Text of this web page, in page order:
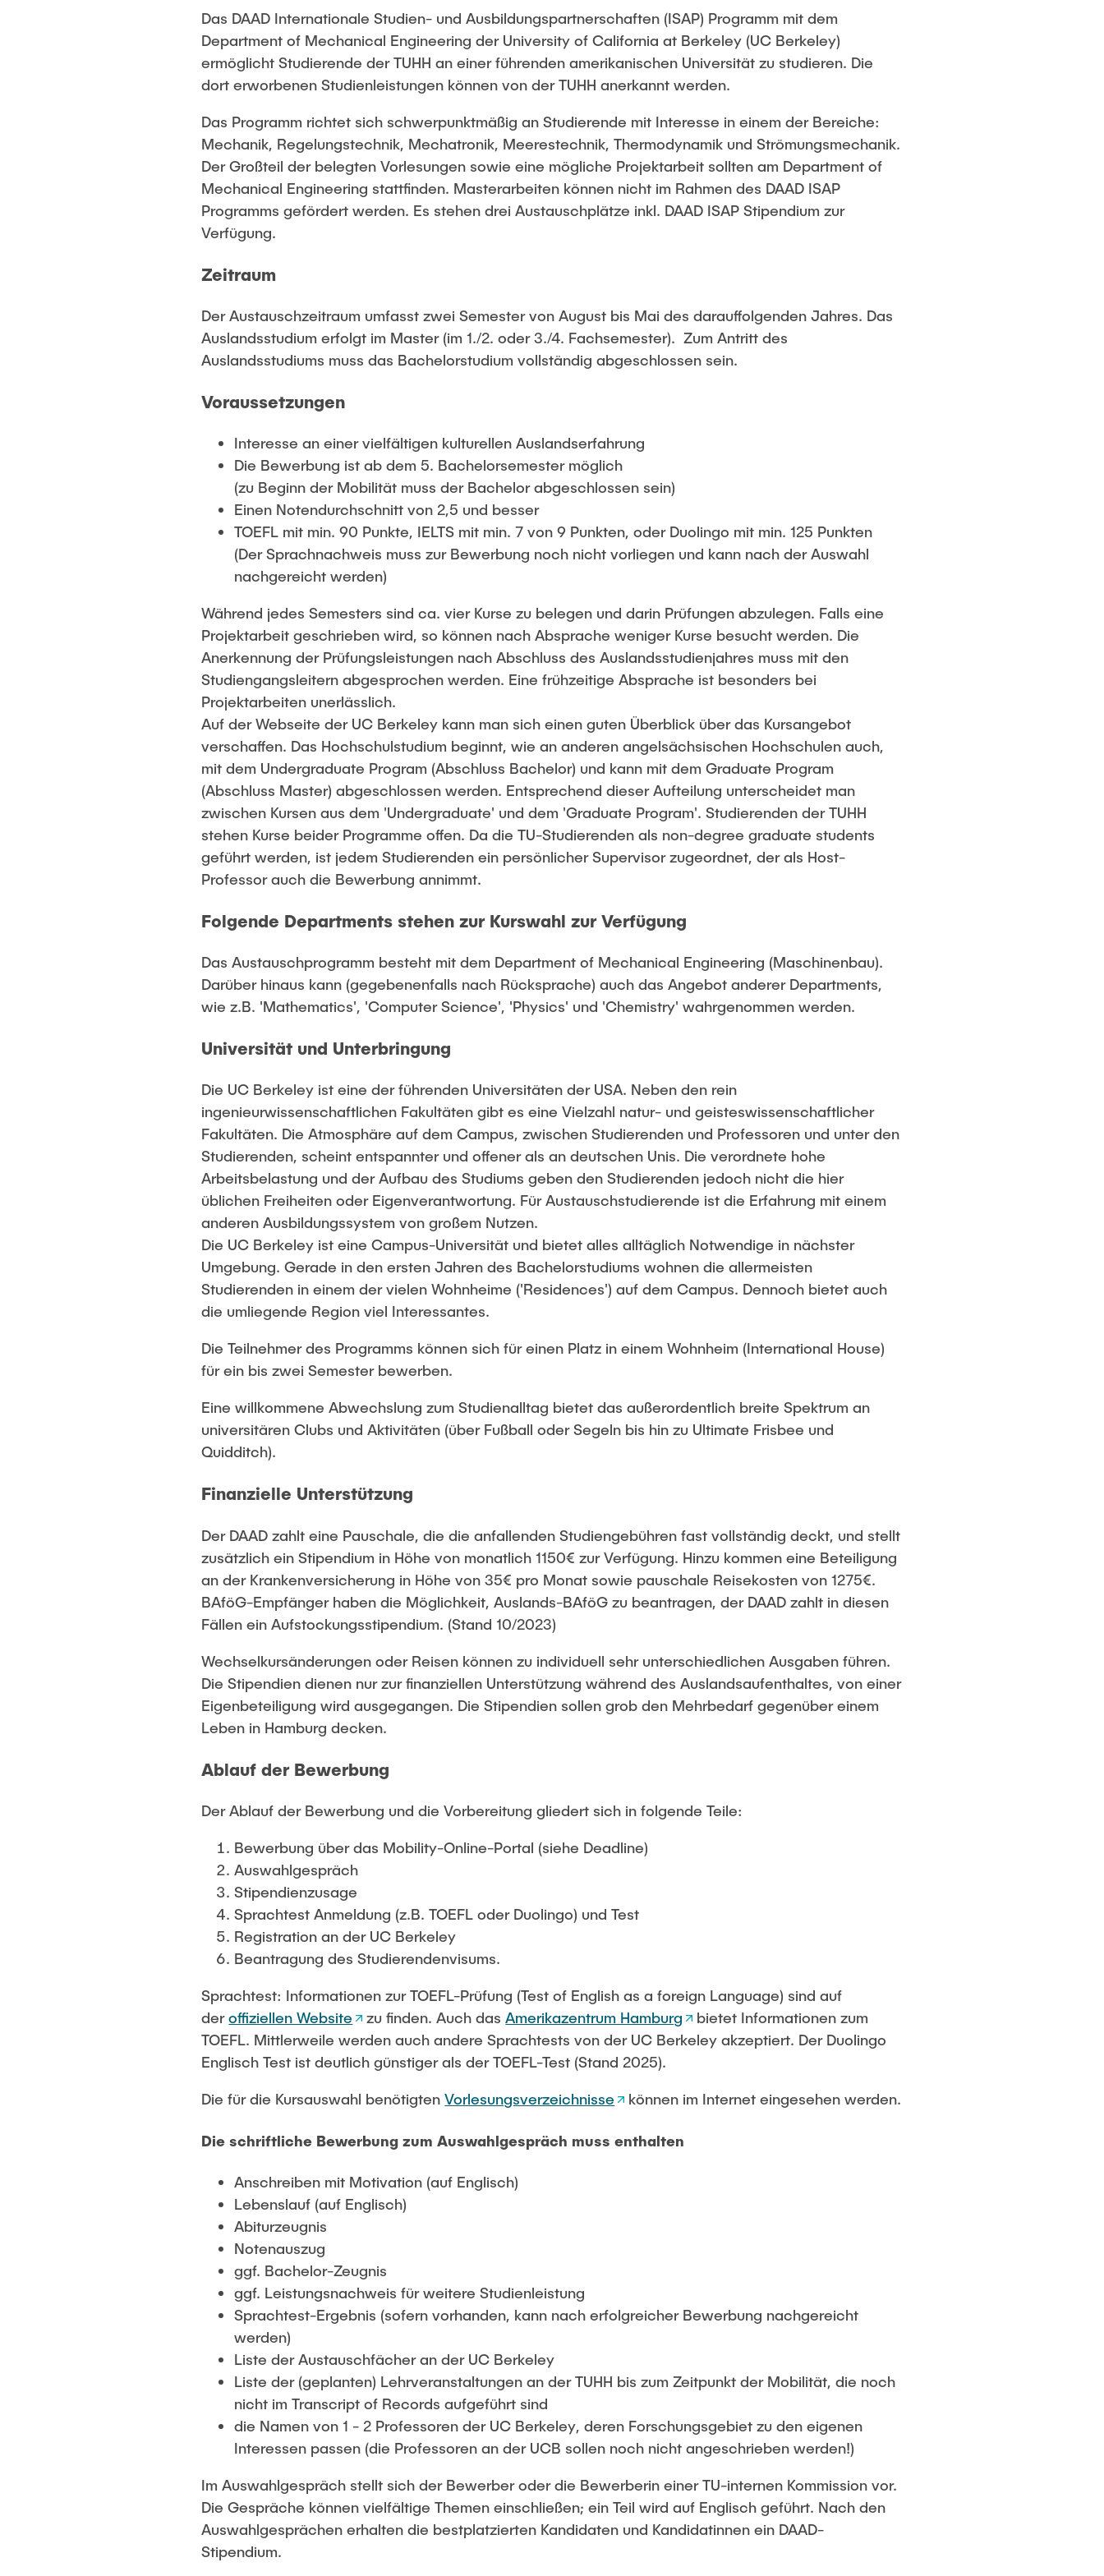
Das DAAD Internationale Studien- und Ausbildungspartnerschaften (ISAP) Programm mit dem
Department of Mechanical Engineering der University of California at Berkeley (UC Berkeley)
ermöglicht Studierende der TUHH an einer führenden amerikanischen Universität zu studieren. Die
dort erworbenen Studienleistungen können von der TUHH anerkannt werden.
Das Programm richtet sich schwerpunktmäßig an Studierende mit Interesse in einem der Bereiche:
Mechanik, Regelungstechnik, Mechatronik, Meerestechnik, Thermodynamik und Strömungsmechanik.
Der Großteil der belegten Vorlesungen sowie eine mögliche Projektarbeit sollten am Department of
Mechanical Engineering stattfinden. Masterarbeiten können nicht im Rahmen des DAAD ISAP
Programms gefördert werden. Es stehen drei Austauschplätze inkl. DAAD ISAP Stipendium zur
Verfügung.
Zeitraum
Der Austauschzeitraum umfasst zwei Semester von August bis Mai des darauffolgenden Jahres. Das
Auslandsstudium erfolgt im Master (im 1./2. oder 3./4. Fachsemester). Zum Antritt des
Auslandsstudiums muss das Bachelorstudium vollständig abgeschlossen sein.
Voraussetzungen
Interesse an einer vielfältigen kulturellen Auslandserfahrung
Die Bewerbung ist ab dem 5. Bachelorsemester möglich
(zu Beginn der Mobilität muss der Bachelor abgeschlossen sein)
Einen Notendurchschnitt von 2,5 und besser
TOEFL mit min. 90 Punkte, IELTS mit min. 7 von 9 Punkten, oder Duolingo mit min. 125 Punkten
(Der Sprachnachweis muss zur Bewerbung noch nicht vorliegen und kann nach der Auswahl
nachgereicht werden)
Während jedes Semesters sind ca. vier Kurse zu belegen und darin Prüfungen abzulegen. Falls eine
Projektarbeit geschrieben wird, so können nach Absprache weniger Kurse besucht werden. Die
Anerkennung der Prüfungsleistungen nach Abschluss des Auslandsstudienjahres muss mit den
Studiengangsleitern abgesprochen werden. Eine frühzeitige Absprache ist besonders bei
Projektarbeiten unerlässlich.
Auf der Webseite der UC Berkeley kann man sich einen guten Überblick über das Kursangebot
verschaffen. Das Hochschulstudium beginnt, wie an anderen angelsächsischen Hochschulen auch,
mit dem Undergraduate Program (Abschluss Bachelor) und kann mit dem Graduate Program
(Abschluss Master) abgeschlossen werden. Entsprechend dieser Aufteilung unterscheidet man
zwischen Kursen aus dem 'Undergraduate' und dem 'Graduate Program'. Studierenden der TUHH
stehen Kurse beider Programme offen. Da die TU-Studierenden als non-degree graduate students
geführt werden, ist jedem Studierenden ein persönlicher Supervisor zugeordnet, der als Host-
Professor auch die Bewerbung annimmt.
Folgende Departments stehen zur Kurswahl zur Verfügung
Das Austauschprogramm besteht mit dem Department of Mechanical Engineering (Maschinenbau).
Darüber hinaus kann (gegebenenfalls nach Rücksprache) auch das Angebot anderer Departments,
wie z.B. 'Mathematics', 'Computer Science', 'Physics' und 'Chemistry' wahrgenommen werden.
Universität und Unterbringung
Die UC Berkeley ist eine der führenden Universitäten der USA. Neben den rein
ingenieurwissenschaftlichen Fakultäten gibt es eine Vielzahl natur- und geisteswissenschaftlicher
Fakultäten. Die Atmosphäre auf dem Campus, zwischen Studierenden und Professoren und unter den
Studierenden, scheint entspannter und offener als an deutschen Unis. Die verordnete hohe
Arbeitsbelastung und der Aufbau des Studiums geben den Studierenden jedoch nicht die hier
üblichen Freiheiten oder Eigenverantwortung. Für Austauschstudierende ist die Erfahrung mit einem
anderen Ausbildungssystem von großem Nutzen.
Die UC Berkeley ist eine Campus-Universität und bietet alles alltäglich Notwendige in nächster
Umgebung. Gerade in den ersten Jahren des Bachelorstudiums wohnen die allermeisten
Studierenden in einem der vielen Wohnheime ('Residences') auf dem Campus. Dennoch bietet auch
die umliegende Region viel Interessantes.
Die Teilnehmer des Programms können sich für einen Platz in einem Wohnheim (International House)
für ein bis zwei Semester bewerben.
Eine willkommene Abwechslung zum Studienalltag bietet das außerordentlich breite Spektrum an
universitären Clubs und Aktivitäten (über Fußball oder Segeln bis hin zu Ultimate Frisbee und
Quidditch).
Finanzielle Unterstützung
Der DAAD zahlt eine Pauschale, die die anfallenden Studiengebühren fast vollständig deckt, und stellt
zusätzlich ein Stipendium in Höhe von monatlich 1150€ zur Verfügung. Hinzu kommen eine Beteiligung
an der Krankenversicherung in Höhe von 35€ pro Monat sowie pauschale Reisekosten von 1275€.
BAföG-Empfänger haben die Möglichkeit, Auslands-BAföG zu beantragen, der DAAD zahlt in diesen
Fällen ein Aufstockungsstipendium. (Stand 10/2023)
Wechselkursänderungen oder Reisen können zu individuell sehr unterschiedlichen Ausgaben führen.
Die Stipendien dienen nur zur finanziellen Unterstützung während des Auslandsaufenthaltes, von einer
Eigenbeteiligung wird ausgegangen. Die Stipendien sollen grob den Mehrbedarf gegenüber einem
Leben in Hamburg decken.
Ablauf der Bewerbung
Der Ablauf der Bewerbung und die Vorbereitung gliedert sich in folgende Teile:
Bewerbung über das Mobility-Online-Portal (siehe Deadline)
Auswahlgespräch
Stipendienzusage
Sprachtest Anmeldung (z.B. TOEFL oder Duolingo) und Test
Registration an der UC Berkeley
Beantragung des Studierendenvisums.
Sprachtest: Informationen zur TOEFL-Prüfung (Test of English as a foreign Language) sind auf
deroffiziellen Website zu finden. Auch dasAmerikazentrum Hamburg
bietet Informationen zum
TOEFL. Mittlerweile werden auch andere Sprachtests von der UC Berkeley akzeptiert. Der Duolingo
Englisch Test ist deutlich günstiger als der TOEFL-Test (Stand 2025).
Die für die Kursauswahl benötigtenVorlesungsverzeichnisse können im Internet eingesehen werden.
Die schriftliche Bewerbung zum Auswahlgespräch muss enthalten
Anschreiben mit Motivation (auf Englisch)
Lebenslauf (auf Englisch)
Abiturzeugnis
Notenauszug
ggf. Bachelor-Zeugnis
ggf. Leistungsnachweis für weitere Studienleistung
Sprachtest-Ergebnis (sofern vorhanden, kann nach erfolgreicher Bewerbung nachgereicht
werden)
Liste der Austauschfächer an der UC Berkeley
Liste der (geplanten) Lehrveranstaltungen an der TUHH bis zum Zeitpunkt der Mobilität, die noch
nicht im Transcript of Records aufgeführt sind
die Namen von 1 - 2 Professoren der UC Berkeley, deren Forschungsgebiet zu den eigenen
Interessen passen (die Professoren an der UCB sollen noch nicht angeschrieben werden!)
Im Auswahlgespräch stellt sich der Bewerber oder die Bewerberin einer TU-internen Kommission vor.
Die Gespräche können vielfältige Themen einschließen; ein Teil wird auf Englisch geführt. Nach den
Auswahlgesprächen erhalten die bestplatzierten Kandidaten und Kandidatinnen ein DAAD-
Stipendium.